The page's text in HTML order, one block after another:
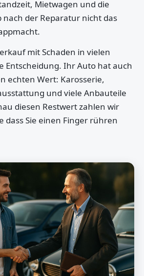
Mietwagen und die
nach der Reparatur nicht das
mit Schaden in vielen
Entscheidung. Ihr Auto hat auch
echten Wert: Karosserie,
und viele Anbauteile
diesen Restwert zahlen wir
dass Sie einen Finger rühren